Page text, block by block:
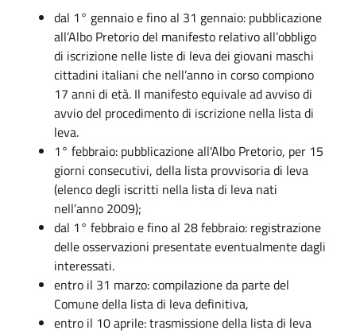
dal 1° gennaio e fino al 31 gennaio: pubblicazione
all’Albo Pretorio del manifesto relativo all’obbligo
di iscrizione nelle liste di leva dei giovani maschi
cittadini italiani che nell’anno in corso compiono
17 anni di età. Il manifesto equivale ad avviso di
avvio del procedimento di iscrizione nella lista di
leva.
1° febbraio: pubblicazione all'Albo Pretorio, per 15
giorni consecutivi, della lista provvisoria di leva
(elenco degli iscritti nella lista di leva nati
nell’anno 2009);
dal 1° febbraio e fino al 28 febbraio: registrazione
delle osservazioni presentate eventualmente dagli
interessati.
entro il 31 marzo:compilazione da parte del
Comune della lista di leva definitiva,
entro il 10 aprile:trasmissione della lista di leva